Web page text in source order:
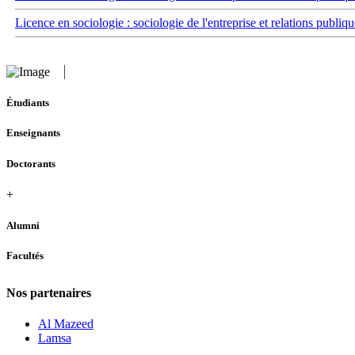
Licence en sociologie : sociologie de l'entreprise et relations
Étudiants
Enseignants
Doctorants
+
Alumni
Facultés
Nos partenaires
Al Mazeed
Lamsa